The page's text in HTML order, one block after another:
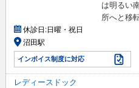
は明るい
所へと移
休診日:日曜・祝日
沼田駅
インボイス制度に対応
レディースドック